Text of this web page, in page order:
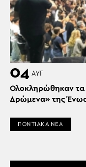
04 ΑΥΓ
Ολοκληρώθηκαν τα
Δρώμενα» της
ΠΟΝΤΙΑΚΑ ΝΕΑ